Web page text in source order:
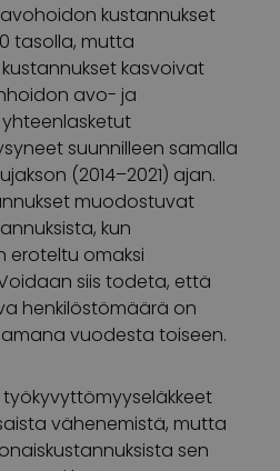
kustannukset
tasolla, mutta
kasvoivat
avo- ja
suunnilleen samalla
(2014–2021) ajan.
muodostuvat
kun
eroteltu omaksi
siis todeta, että
henkilöstömäärä on
vuodesta toiseen.
vähenemistä, mutta
sen